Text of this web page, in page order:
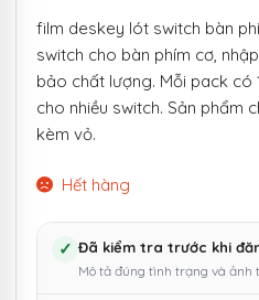
là:
149.000 ₫.
tại
là:
film deskey lót switch bàn
switch cho bàn phím cơ,
bảo chất lượng. Mỗi pack có
cho nhiều switch. Sản phẩm
kèm vỏ.
Hết hàng
✓ Đã kiểm tra trước khi
Mô tả đúng tình trạng và ảnh